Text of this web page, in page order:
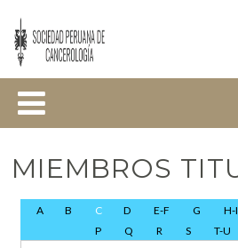
MIEMBROS
A B C D E-F G H-
P
Q R S T-U